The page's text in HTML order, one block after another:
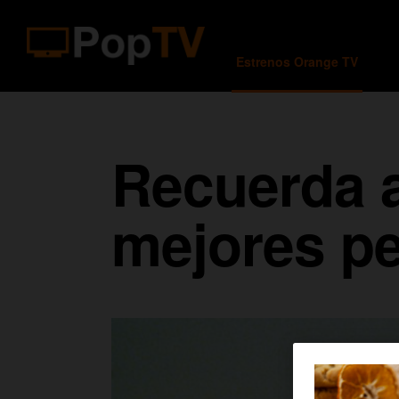
Estrenos Orange TV
Recuerda
mejores